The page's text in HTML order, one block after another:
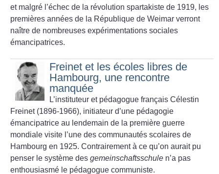
et malgré l’échec de la révolution spartakiste de 1919, les
premières années de la République de Weimar verront
naître de nombreuses expérimentations sociales
émancipatrices.
Freinet et les écoles libres de
Hambourg, une rencontre
manquée
L’instituteur et pédagogue français Célestin
Freinet (1896-1966), initiateur d’une pédagogie
émancipatrice au lendemain de la première guerre
mondiale visite l’une des communautés scolaires de
Hambourg en 1925. Contrairement à ce qu’on aurait pu
penser le système desgemeinschaftsschule n’a pas
enthousiasmé le pédagogue communiste.